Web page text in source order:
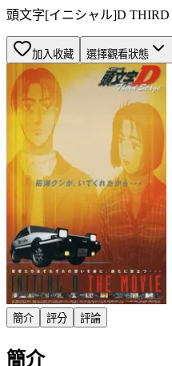
頭文字[イニシャル]D THIRD
加入收藏 選擇觀看狀態
簡介 評分 評論
簡介